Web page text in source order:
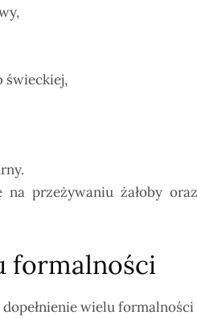
świeckiej,
przeżywaniu żałoby
formalności
wielu